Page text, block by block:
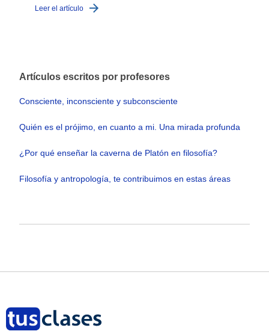
Leer el artículo
Artículos escritos por profesores
Consciente, inconsciente y subconsciente
Quién es el prójimo, en cuanto a mi. Una mirada profunda
¿Por qué enseñar la caverna de Platón en filosofía?
Filosofía y antropología, te contribuimos en estas áreas